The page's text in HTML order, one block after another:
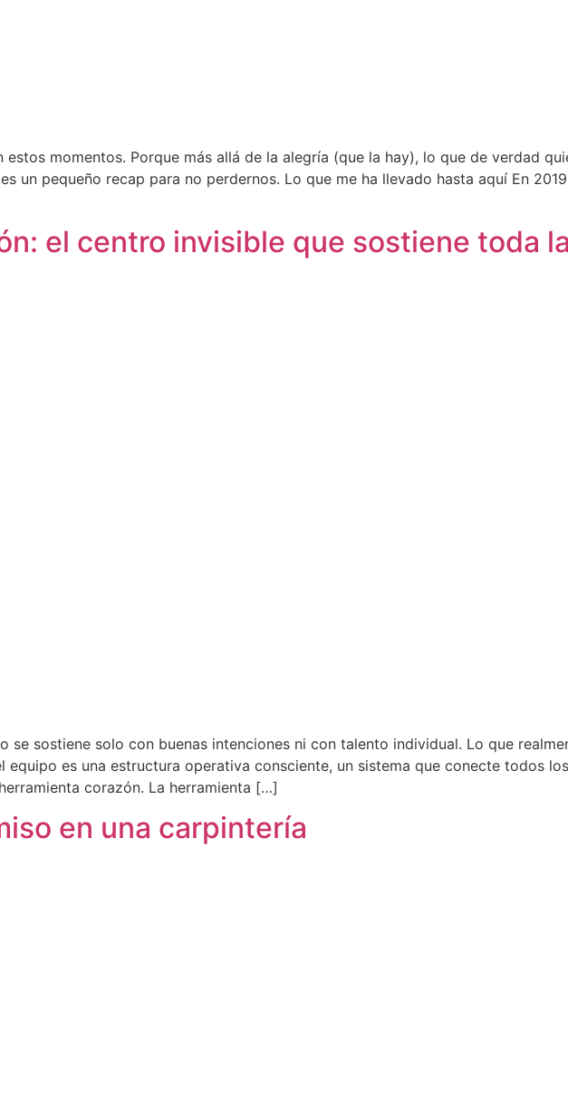
momentos. Porque más allá de la alegría (que la hay), lo que de verdad
un pequeño recap para no perdernos. Lo que me ha llevado hasta aquí En
el centro invisible que sostiene toda
se sostiene solo con buenas intenciones ni con talento individual. Lo que
es una estructura operativa consciente, un sistema que conecte todos
corazón. La herramienta […]
en una carpintería